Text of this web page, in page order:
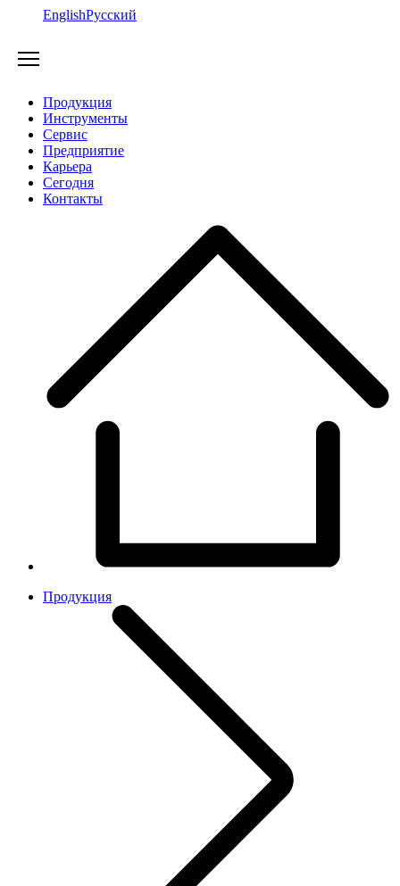
EnglishРусский
Продукция
Инструменты
Сервис
Предприятие
Карьера
Cегодня
Контакты
Продукция